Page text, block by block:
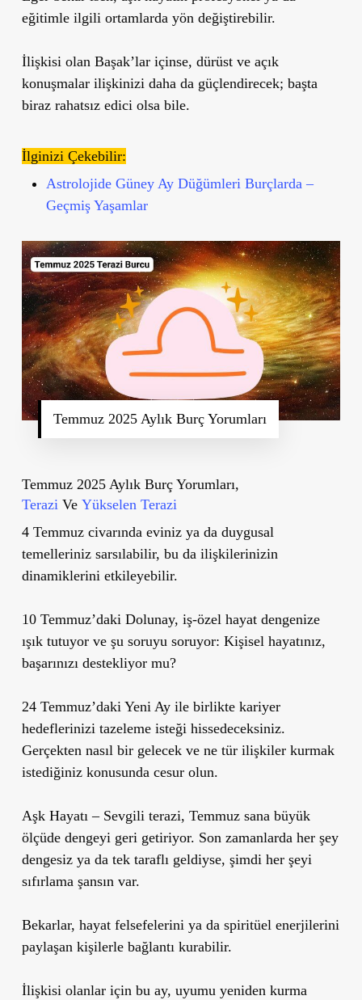
eğitimle ilgili ortamlarda yön değiştirebilir.
İlişkisi olan Başak’lar içinse, dürüst ve açık
konuşmalar ilişkinizi daha da güçlendirecek; başta
biraz rahatsız edici olsa bile.
İlginizi Çekebilir:
Astrolojide Güney Ay Düğümleri Burçlarda –
Geçmiş Yaşamlar
Temmuz 2025 Aylık Burç Yorumları
Temmuz 2025 Aylık Burç Yorumları,
Terazi Ve Yükselen Terazi
4 Temmuz civarında eviniz ya da duygusal
temelleriniz sarsılabilir, bu da ilişkilerinizin
dinamiklerini etkileyebilir.
10 Temmuz’daki Dolunay, iş-özel hayat dengenize
ışık tutuyor ve şu soruyu soruyor: Kişisel hayatınız,
başarınızı destekliyor mu?
24 Temmuz’daki Yeni Ay ile birlikte kariyer
hedeflerinizi tazeleme isteği hissedeceksiniz.
Gerçekten nasıl bir gelecek ve ne tür ilişkiler kurmak
istediğiniz konusunda cesur olun.
Aşk Hayatı – Sevgili terazi, Temmuz sana büyük
ölçüde dengeyi geri getiriyor. Son zamanlarda her şey
dengesiz ya da tek taraflı geldiyse, şimdi her şeyi
sıfırlama şansın var.
Bekarlar, hayat felsefelerini ya da spiritüel enerjilerini
paylaşan kişilerle bağlantı kurabilir.
İlişkisi olanlar için bu ay, uyumu yeniden kurma